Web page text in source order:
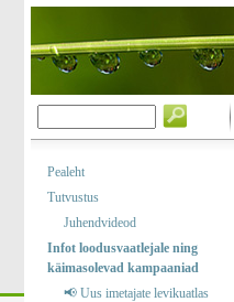
Pealeht
Tutvustus
Juhendvideod
Infot loodusvaatlejale ning
käimasolevad kampaaniad
📢 Uus imetajate levikuatlas